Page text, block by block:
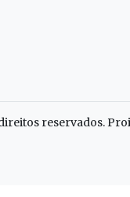
direitos reservados.